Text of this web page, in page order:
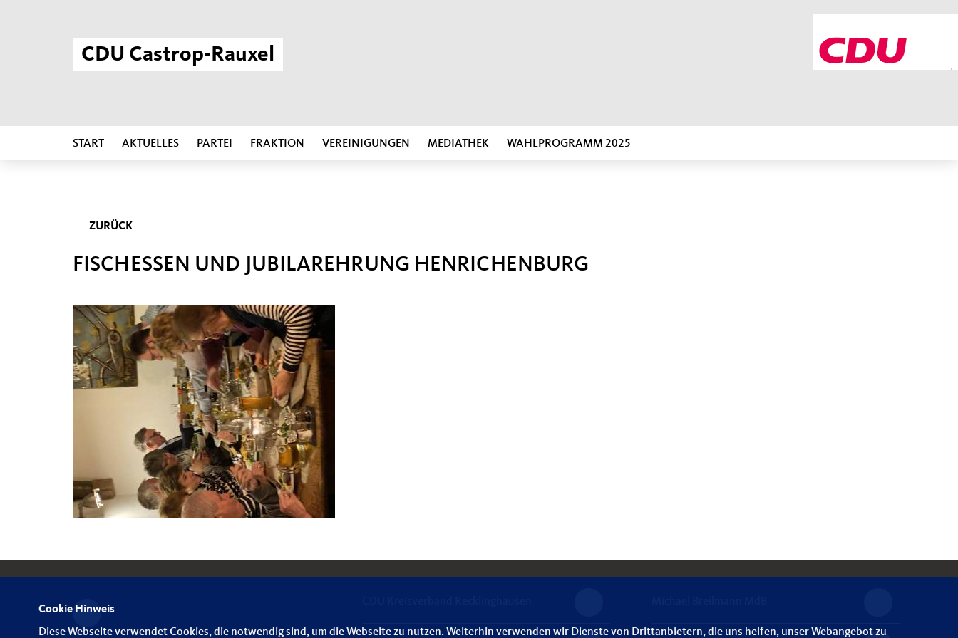
CDU Castrop-Rauxel
START AKTUELLES PARTEI FRAKTION VEREINIGUNGEN MEDIATHEK WAHLPROGRAMM 2025
ZURÜCK
FISCHESSEN UND JUBILAREHRUNG HENRICHENBURG
Cookie Hinweis
Diese Webseite verwendet Cookies, die notwendig sind, um die Webseite zu nutzen. Weiterhin verwenden wir Dienste von Drittanbietern, die uns helfen, unser Webangebot zu